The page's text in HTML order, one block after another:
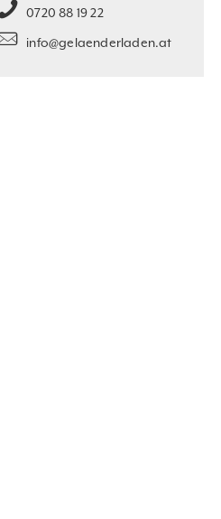
0720 88 19 22
info@gelaenderladen.at